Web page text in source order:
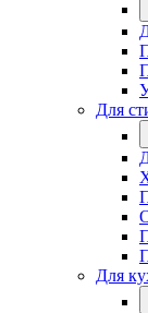
Для
Для